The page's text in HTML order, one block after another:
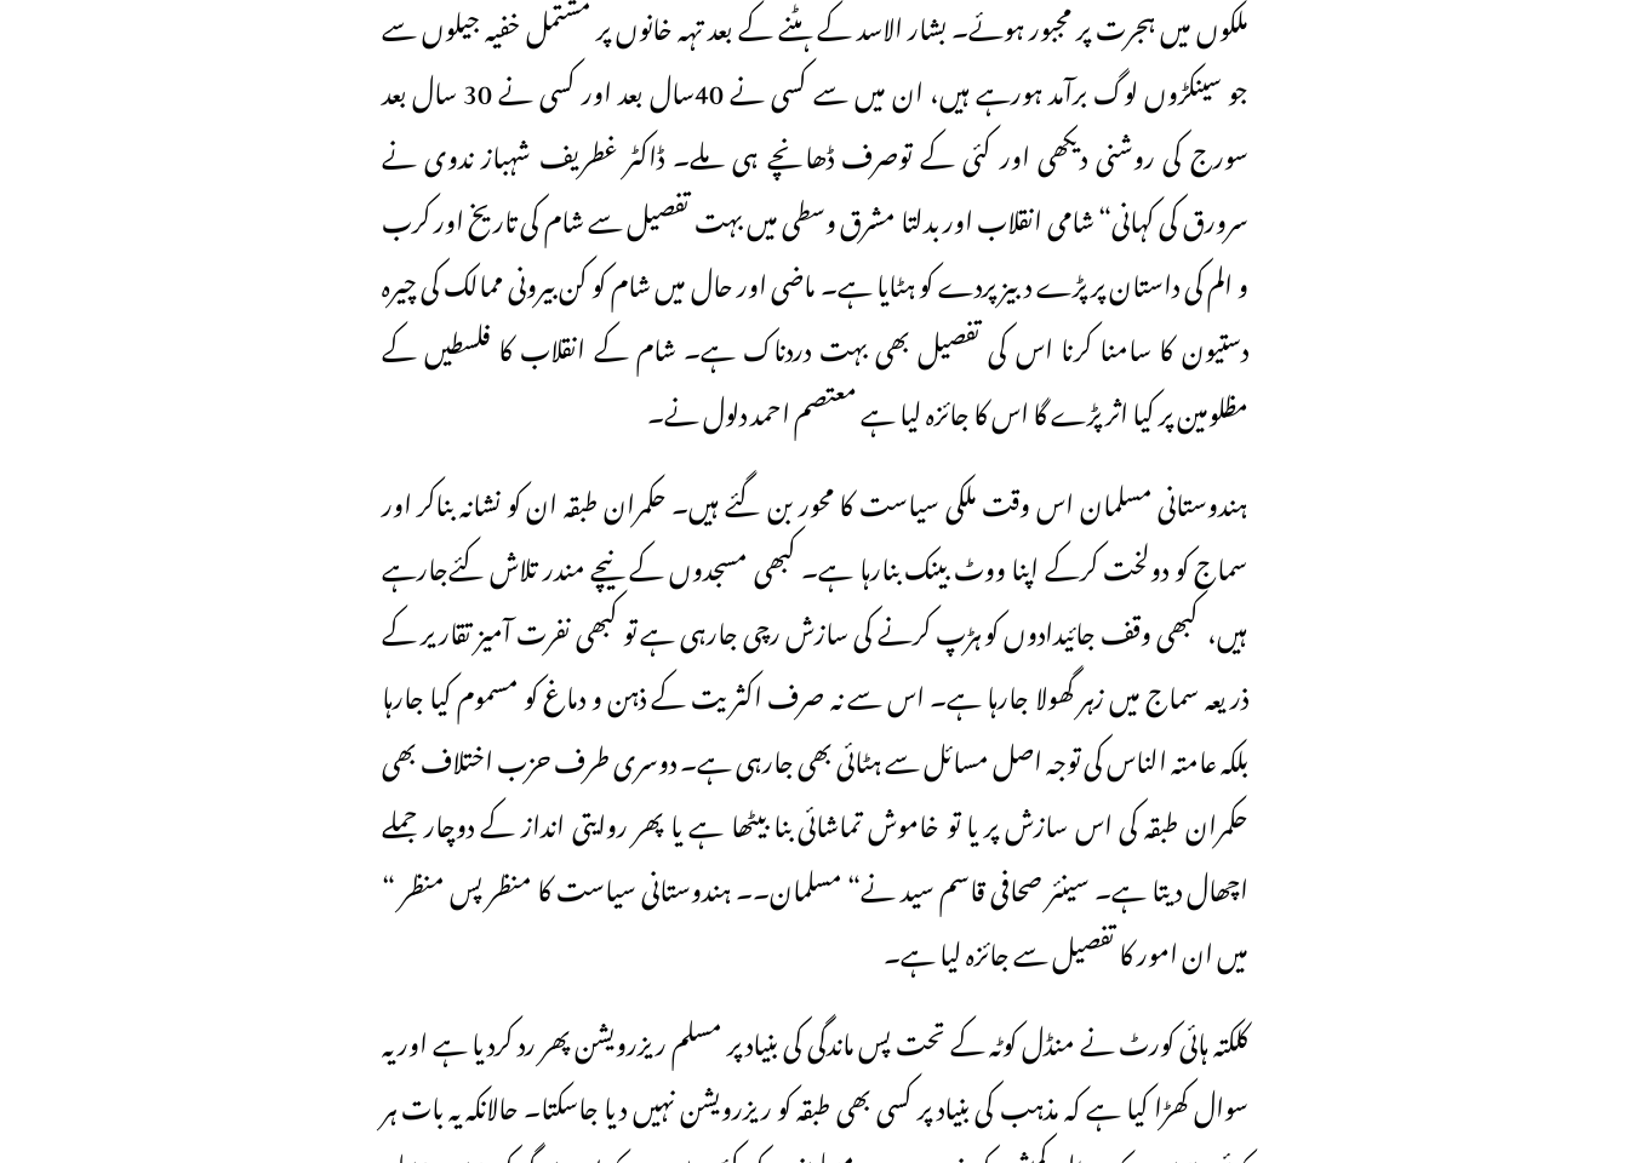
ملکوں میں ہجرت پر مجبور ہوئے۔ بشار الاسد کے ہٹنے کے بعد تہہ خانوں پر مشتمل خفیہ جیلوں سے
جو سینکڑوں لوگ برآمد ہورہے ہیں، ان میں سے کسی نے 40سال بعد اور کسی نے 30 سال بعد
سورج کی روشنی دیکھی اور کئی کے توصرف ڈھانچے ہی ملے۔ ڈاکٹر غطریف شہباز ندوی نے
سرورق کی کہانی“ شامی انقلاب اور بدلتا مشرق وسطی میں بہت تفصیل سے شام کی تاریخ اور کرب
و الم کی داستان پر پڑے دبیز پردے کو ہٹایا ہے۔ ماضی اور حال میں شام کو کن بیرونی ممالک کی چیرہ
دستیون کا سامنا کرنا اس کی تفصیل بھی بہت دردناک ہے۔ شام کے انقلاب کا فلسطیں کے
مظلومین پر کیا اثر پڑے گا اس کا جائزہ لیا ہے معتصم احمد دلول نے۔
ہندوستانی مسلمان اس وقت ملکی سیاست کا محور بن گئے ہیں۔ حکمران طبقہ ان کو نشانہ بناکر اور
سماج کو دولخت کرکے اپنا ووٹ بینک بنارہا ہے۔ کبھی مسجدوں کے نیچے مندر تلاش کئےجارہے
ہیں، کبھی وقف جائیدادوں کو ہڑپ کرنے کی سازش رچی جارہی ہے تو کبھی نفرت آمیز تقاریر کے
ذریعہ سماج میں زہر گھولا جارہا ہے۔ اس سے نہ صرف اکثریت کے ذہن و دماغ کو مسموم کیا جارہا
بلکہ عامتہ الناس کی توجہ اصل مسائل سے ہٹائی بھی جارہی ہے۔ دوسری طرف حزب اختلاف بھی
حکمران طبقہ کی اس سازش پر یا تو خاموش تماشائی بنا بیٹھا ہے یا پھر روایتی انداز کے دوچار جملے
اچھال دیتا ہے۔ سینئر صحافی قاسم سید نے“ مسلمان۔۔ ہندوستانی سیاست کا منظر پس منظر “
میں ان امور کا تفصیل سے جائزہ لیا ہے۔
کلکتہ ہائی کورٹ نے منڈل کوٹہ کے تحت پس ماندگی کی بنیاد پر مسلم ریزرویشن پھر رد کردیا ہے اور یہ
سوال کھڑا کیا ہے کہ مذہب کی بنیاد پر کسی بھی طبقہ کو ریزرویشن نہیں دیا جاسکتا۔ حالانکہ یہ بات ہر